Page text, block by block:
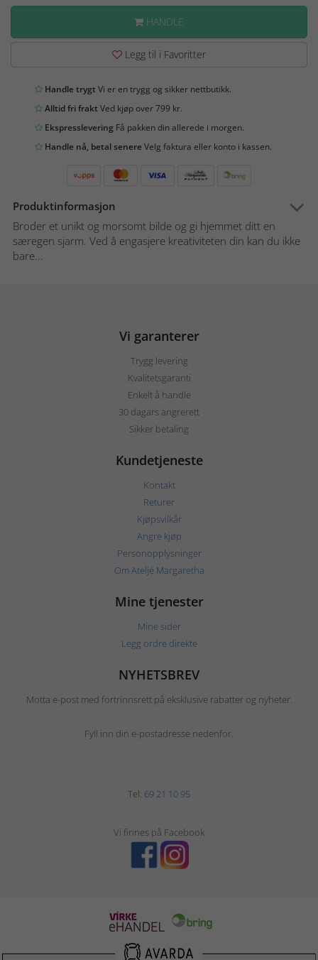
HANDLE
Legg til i Favoritter
Handle trygtVi er en trygg og sikker nettbutikk.
Alltid fri fraktVed kjøp over 799 kr.
Ekspresslevering Få pakken din allerede i morgen.
Handle nå, betal senereVelg faktura eller konto i kassen.
Produktinformasjon
Broder et unikt og morsomt bilde og gi hjemmet ditt en
særegen sjarm. Ved å engasjere kreativiteten din kan du ikke
bare...
Vi garanterer
Trygg levering
Kvalitetsgaranti
Enkelt å handle
30 dagars angrerett
Sikker betaling
Kundetjeneste
Kontakt
Returer
Kjøpsvilkår
Angre kjøp
Personopplysninger
Om Ateljé Margaretha
Mine tjenester
Mine sider
Legg ordre direkte
NYHETSBREV
Motta e-post med fortrinnsrett på eksklusive rabatter og nyheter.
Fyll inn din e-postadresse nedenfor.
Tel: 69 21 10 95
Vi finnes på Facebook